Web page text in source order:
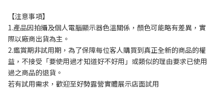
【注意事項】
1.產品因拍攝及個人電腦顯示器色溫關係，顏色可能略有差異，實
際以廠商出貨為主。
2.鑑賞期非試用期，為了保障每位客人購買到真正全新的商品的權
益，不接受「要使用過才知道好不好用」或類似的理由要求已使用
過之商品的退貨。
若有試用需求，歡迎至好勢露營實體展示店面試用